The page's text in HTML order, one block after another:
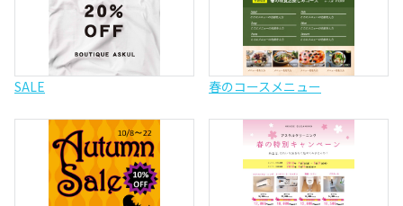
SALE 春のコースメニュー